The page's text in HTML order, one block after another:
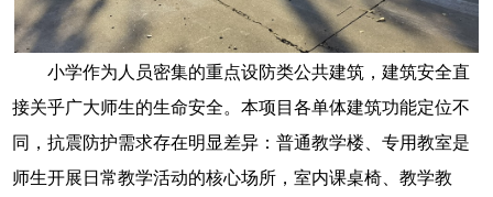
小学作为人员密集的重点设防类公共建筑，建筑安全直
接关乎广大师生的生命安全。本项目各单体建筑功能定位不
同，抗震防护需求存在明显差异：普通教学楼、专用教室是
师生开展日常教学活动的核心场所，室内课桌椅、教学教